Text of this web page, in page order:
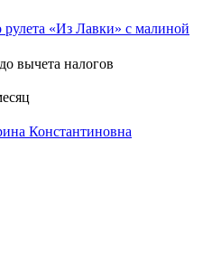
«Из Лавки» с малиной
до вычета налогов
Константиновна